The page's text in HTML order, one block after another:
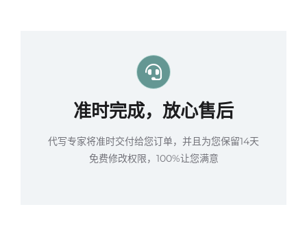
准时完成，放心售后
代写专家将准时交付给您订单，并且为您保留14天
免费修改权限，100%让您满意